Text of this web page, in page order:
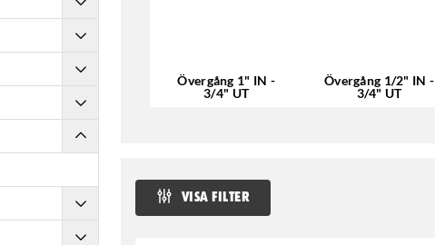
Övergång 1" IN -
3/4" UT
Övergång 1/2" IN -
3/4" UT
VISA FILTER